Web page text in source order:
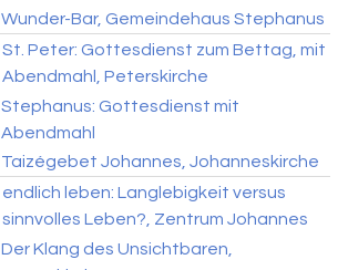
Wunder-Bar, Gemeindehaus Stephanus
St. Peter: Gottesdienst zum Bettag, mit
Abendmahl, Peterskirche
Stephanus: Gottesdienst mit
Abendmahl
Taizégebet Johannes, Johanneskirche
endlich leben: Langlebigkeit versus
sinnvolles Leben?, Zentrum Johannes
Der Klang des Unsichtbaren,